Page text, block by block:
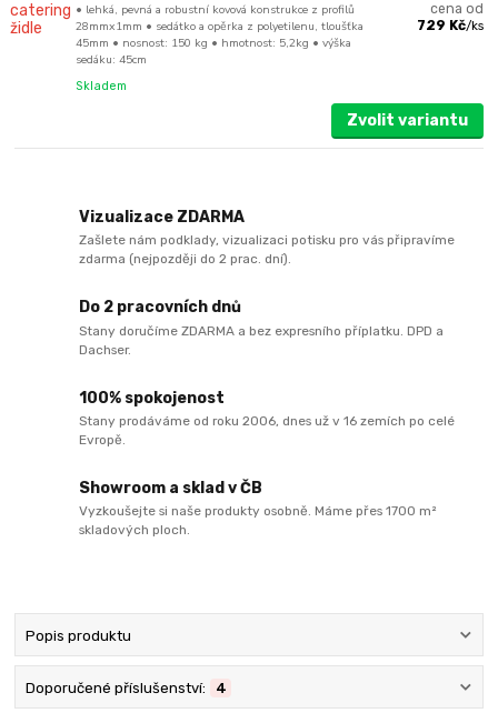
• lehká, pevná a robustní kovová konstrukce z profilů
28mmx1mm • sedátko a opěrka z polyetilenu, tloušťka
45mm • nosnost: 150 kg • hmotnost: 5,2kg • výška
sedáku: 45cm
cena od
729 Kč/ks
Skladem
Zvolit variantu
Vizualizace ZDARMA
Zašlete nám podklady, vizualizaci potisku pro vás připravíme
zdarma (nejpozději do 2 prac. dní).
Do 2 pracovních dnů
Stany doručíme ZDARMA a bez expresního příplatku. DPD a
Dachser.
100% spokojenost
Stany prodáváme od roku 2006, dnes už v 16 zemích po celé
Evropě.
Showroom a sklad v ČB
Vyzkoušejte si naše produkty osobně. Máme přes 1700 m²
skladových ploch.
Popis produktu
Doporučené příslušenství: 4